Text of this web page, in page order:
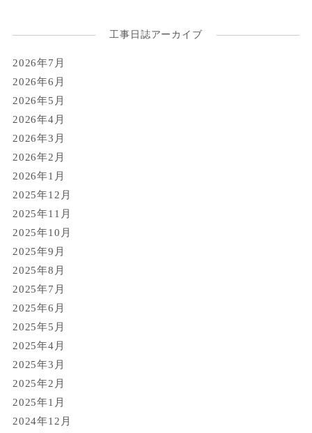
工事日誌アーカイブ
2026年7月
2026年6月
2026年5月
2026年4月
2026年3月
2026年2月
2026年1月
2025年12月
2025年11月
2025年10月
2025年9月
2025年8月
2025年7月
2025年6月
2025年5月
2025年4月
2025年3月
2025年2月
2025年1月
2024年12月